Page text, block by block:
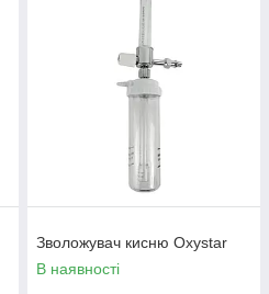
Зволожувач кисню Oxystar
В наявності